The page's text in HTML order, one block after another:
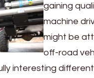
gaining
machine
might be
off-road
interesting